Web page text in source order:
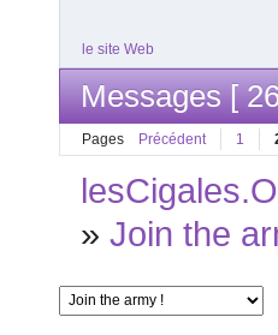
le site Web
Messages [
Pages Précédent 1
»Join the